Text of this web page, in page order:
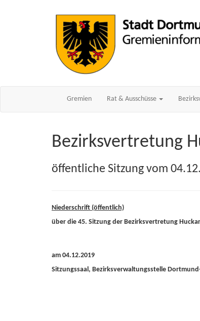
Gremien Rat & Ausschüsse
Bezirksvertretung
öffentliche Sitzung vom
Niederschrift (öffentlich)
über die 45. Sitzung der Bezirksvertretung
am 04.12.2019
Sitzungssaal, Bezirksverwaltungsstelle